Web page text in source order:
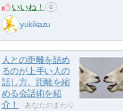
いいね！ 0
yukikazu
人との距離を詰め
るのが上手い人の
話し方。距離を縮
める会話術を紹
介！
あなたのまわり